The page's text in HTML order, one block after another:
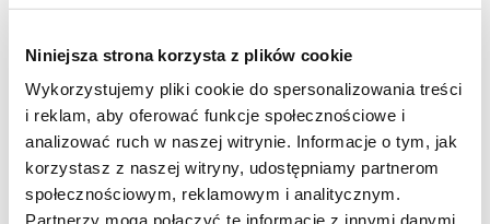
Niniejsza strona korzysta z plików cookie
Wykorzystujemy pliki cookie do spersonalizowania treści
i reklam, aby oferować funkcje społecznościowe i
analizować ruch w naszej witrynie. Informacje o tym, jak
korzystasz z naszej witryny, udostępniamy partnerom
społecznościowym, reklamowym i analitycznym.
Partnerzy mogą połączyć te informacje z innymi danymi